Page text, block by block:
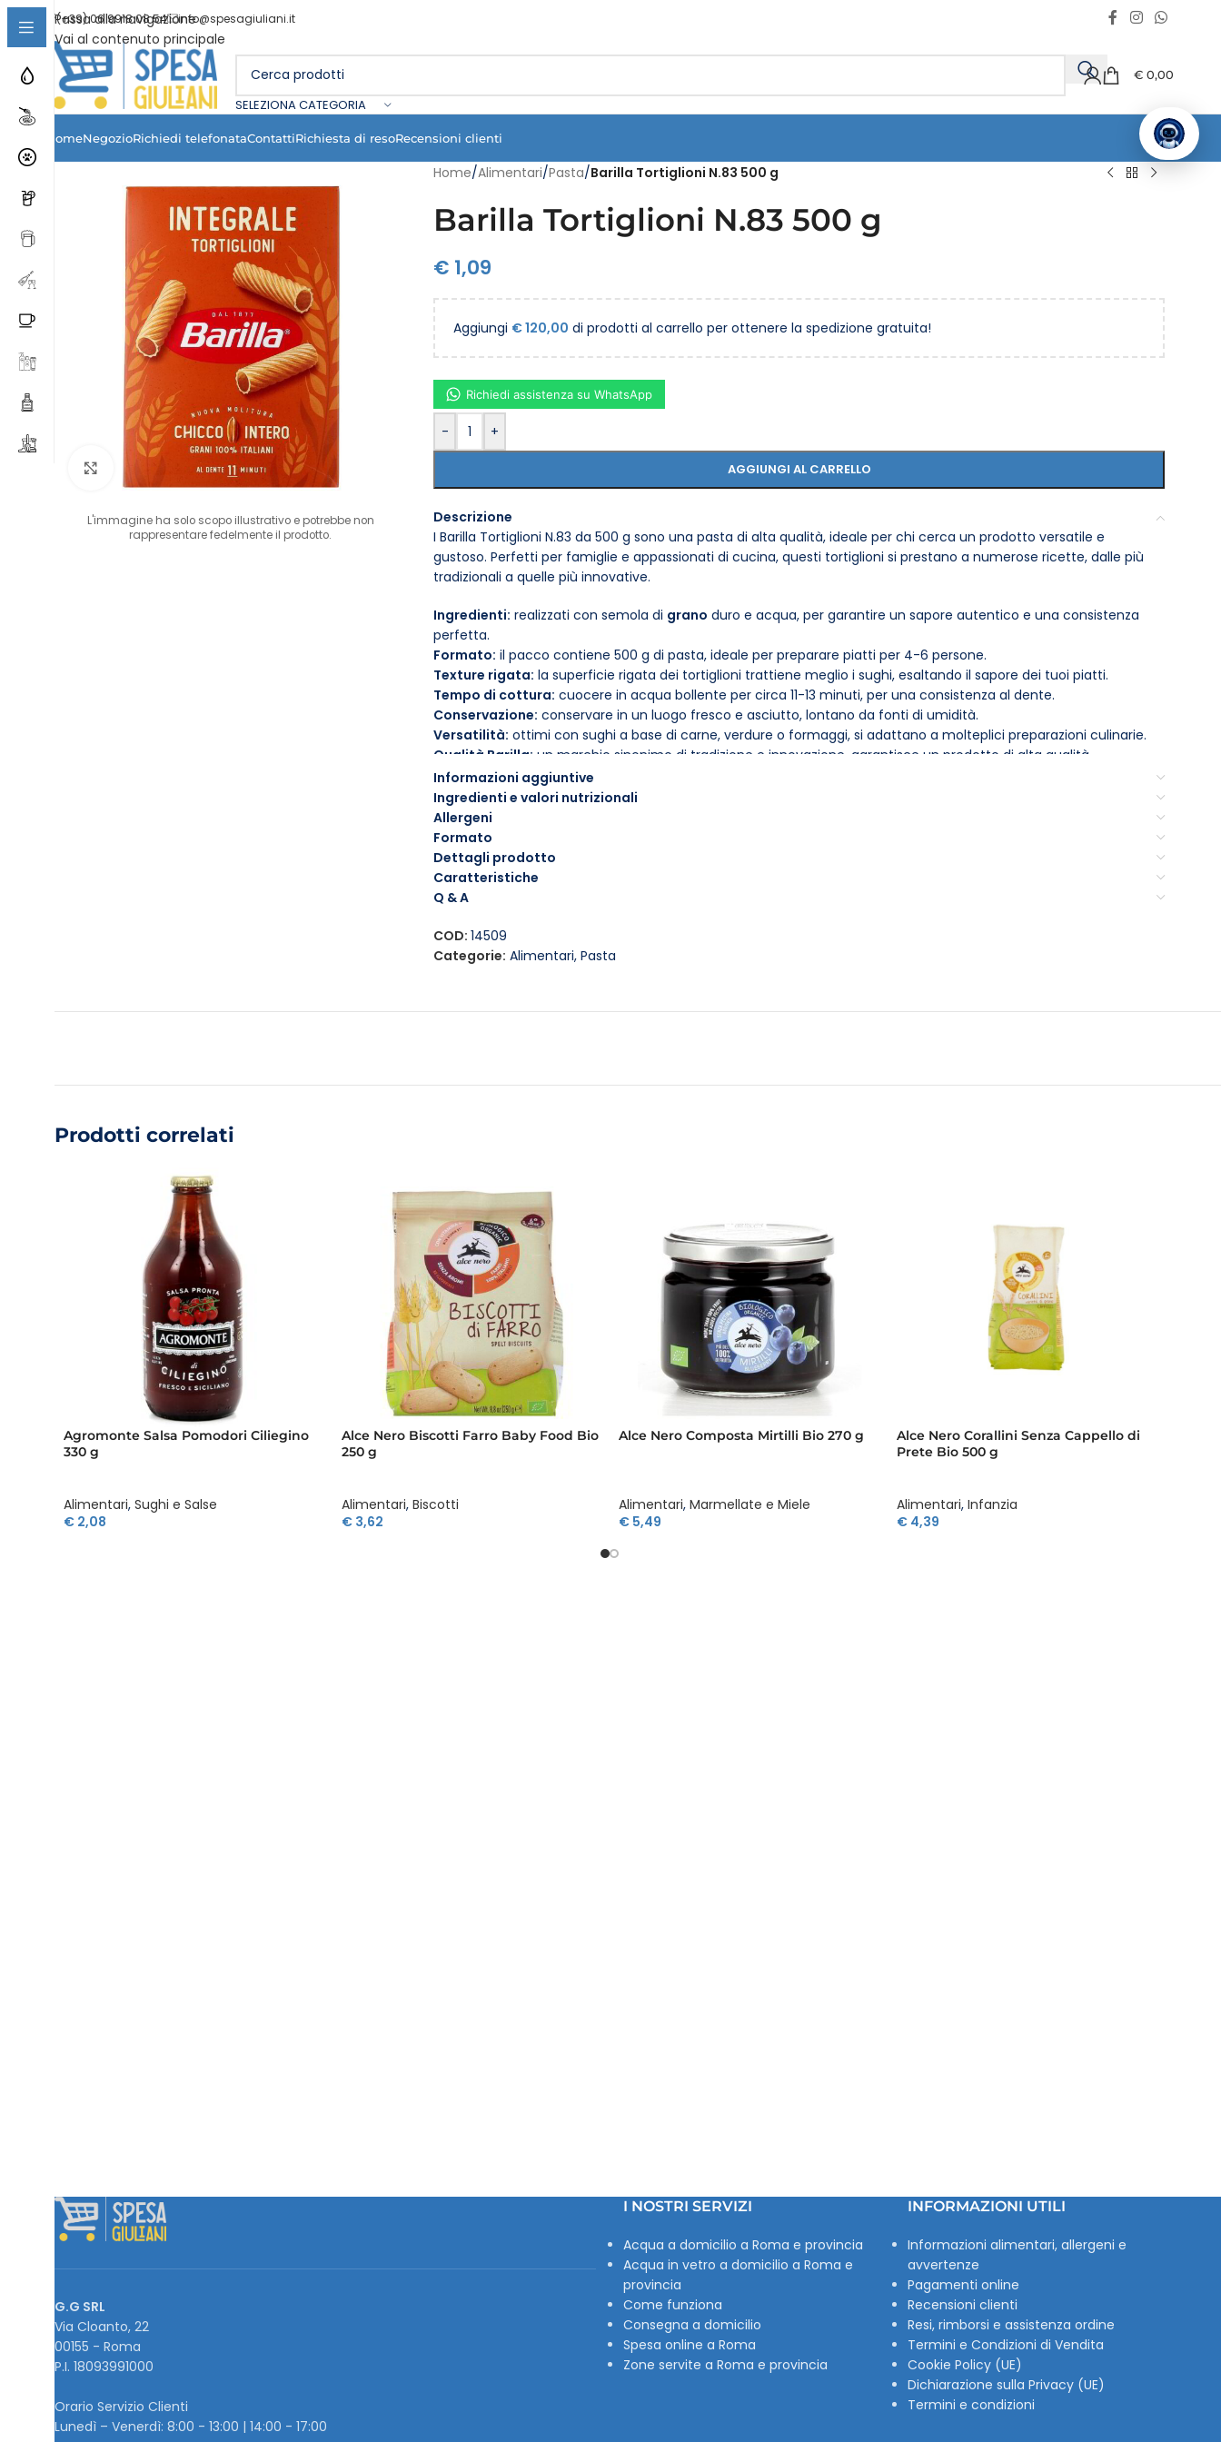
Passa alla navigazione
Vai al contenuto principale
(+39) 06 9918 08 54 info@spesagiuliani.it
SELEZIONA CATEGORIA
€ 0,00
HomeNegozioRichiedi telefonataContattiRichiesta di resoRecensioni clienti
Clicca per ingrandire
L'immagine ha solo scopo illustrativo e potrebbe non
rappresentare fedelmente il prodotto.
Home/Alimentari/Pasta/Barilla Tortiglioni N.83 500 g
Barilla Tortiglioni N.83 500 g
€ 1,09
Aggiungi €120,00 di prodotti al carrello per ottenere la spedizione gratuita!
- +
AGGIUNGI AL CARRELLO
Richiedi assistenza su WhatsApp
Descrizione
I Barilla Tortiglioni N.83 da 500 g sono una pasta di alta qualità, ideale per chi cerca un prodotto versatile e
gustoso. Perfetti per famiglie e appassionati di cucina, questi tortiglioni si prestano a numerose ricette, dalle più
tradizionali a quelle più innovative.
Ingredienti: realizzati con semola di grano duro e acqua, per garantire un sapore autentico e una consistenza
perfetta.
Formato: il pacco contiene 500 g di pasta, ideale per preparare piatti per 4-6 persone.
Texture rigata: la superficie rigata dei tortiglioni trattiene meglio i sughi, esaltando il sapore dei tuoi piatti.
Tempo di cottura: cuocere in acqua bollente per circa 11-13 minuti, per una consistenza al dente.
Conservazione: conservare in un luogo fresco e asciutto, lontano da fonti di umidità.
Versatilità: ottimi con sughi a base di carne, verdure o formaggi, si adattano a molteplici preparazioni culinarie.
Qualità Barilla: un marchio sinonimo di tradizione e innovazione, garantisce un prodotto di alta qualità.
Per un piatto delizioso, prova a condire i tortiglioni con un sugo di pomodoro fresco e basilico, oppure con una
crema di formaggio e spinaci. Sperimenta e lasciati ispirare dalla tua creatività in cucina!
Informazioni aggiuntive
Ingredienti e valori nutrizionali
Allergeni
Formato
Dettagli prodotto
Caratteristiche
Q & A
COD:14509
Categorie: Alimentari, Pasta
Prodotti correlati
Agromonte Salsa Pomodori Ciliegino
330 g
Alimentari, Sughi e Salse
€ 2,08
Alce Nero Biscotti Farro Baby Food Bio
250 g
Alimentari, Biscotti
€3,62
Alce Nero Composta Mirtilli Bio 270 g
Alimentari, Marmellate e Miele
€ 5,49
Alce Nero Corallini Senza Cappello di
Prete Bio 500 g
Alimentari, Infanzia
€4,39
G.G SRL
Via Cloanto, 22
00155 - Roma
P.I. ‭18093991000
Orario Servizio Clienti
Lunedì – Venerdì: 8:00 - 13:00 | 14:00 - 17:00
I NOSTRI SERVIZI
Acqua a domicilio a Roma e provincia
Acqua in vetro a domicilio a Roma e
provincia
Come funziona
Consegna a domicilio
Spesa online a Roma
Zone servite a Roma e provincia
INFORMAZIONI UTILI
Informazioni alimentari, allergeni e
avvertenze
Pagamenti online
Recensioni clienti
Resi, rimborsi e assistenza ordine
Termini e Condizioni di Vendita
Cookie Policy (UE)
Dichiarazione sulla Privacy (UE)
Termini e condizioni